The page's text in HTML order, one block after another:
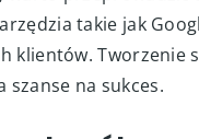
bez jasnego
na osoby, które nie
warto przeprowadzić